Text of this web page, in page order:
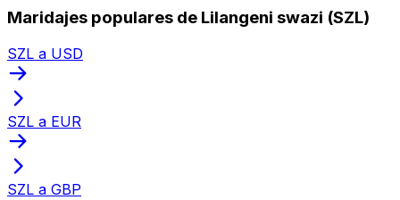
Maridajes populares de Lilangeni swazi (SZL)
SZL a USD
SZL a EUR
SZL a GBP